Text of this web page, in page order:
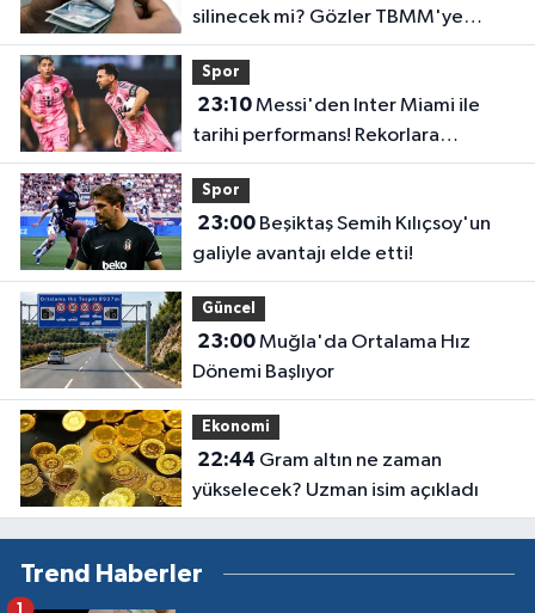
silinecek mi? Gözler TBMM'ye
çevrildi
Spor
23:10Messi'den Inter Miami ile
tarihi performans! Rekorlara
doymuyor
Spor
23:00Beşiktaş Semih Kılıçsoy'un
galiyle avantajı elde etti!
Güncel
23:00Muğla'da Ortalama Hız
Dönemi Başlıyor
Ekonomi
22:44
yükselecek? Uzman isim açıkladı
Trend Haberler
1